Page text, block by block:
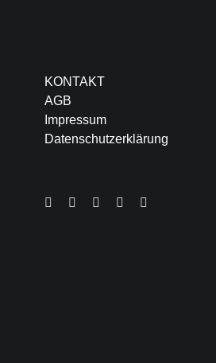
KONTAKT
AGB
Impressum
Datenschutzerklärung